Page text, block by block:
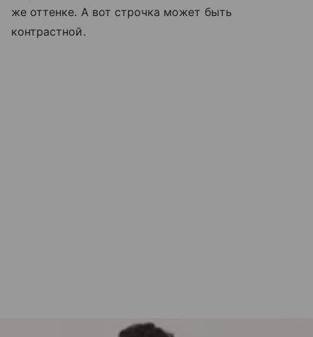
же оттенке. А вот строчка может быть
контрастной.